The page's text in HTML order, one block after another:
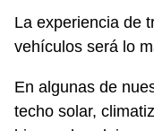
La experiencia de
vehículos será lo
En algunas de
techo solar,